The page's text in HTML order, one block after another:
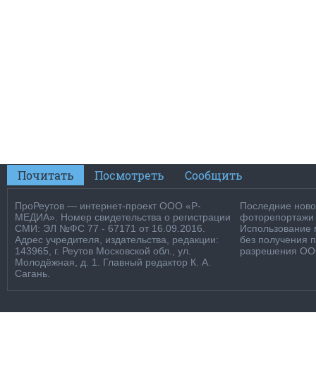
Почитать Посмотреть Сообщить
ПроРеутов — интернет-проект ООО «Р-
МЕДИА». Номер свидетельства о регистрации
СМИ: ЭЛ №ФС 77 - 67171 от 16.09.2016.
Адрес учредителя, издательства, редакции:
143965, г. Реутов Московской обл., ул.
Молодёжная, д. 1. Главный редактор К. А.
Сагань.
Последние
фоторепортажи
Использование
без получения
разрешения